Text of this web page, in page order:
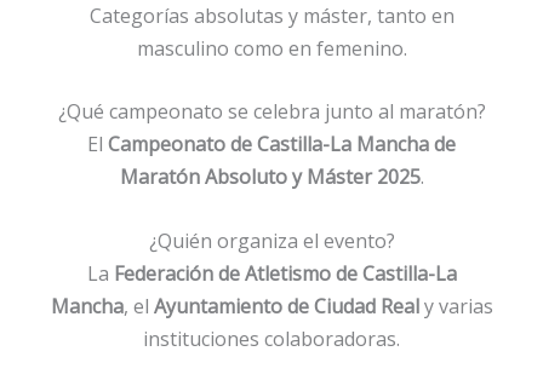
Categorías absolutas y máster, tanto en
masculino como en femenino.
¿Qué campeonato se celebra junto al maratón?
El Campeonato de Castilla-La Mancha de
Maratón Absoluto y Máster 2025.
¿Quién organiza el evento?
La Federación de Atletismo de Castilla-La
Mancha, el Ayuntamiento de Ciudad Realy varias
instituciones colaboradoras.